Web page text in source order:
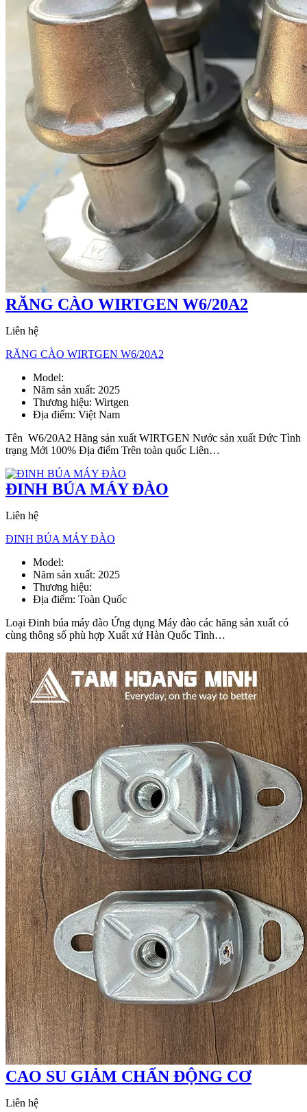
RĂNG CÀO WIRTGEN W6/20A2
Liên hệ
RĂNG CÀO WIRTGEN W6/20A2
Model:
Năm sản xuất: 2025
Thương hiệu: Wirtgen
Địa điểm: Việt Nam
Tên W6/20A2 Hãng sản xuất WIRTGEN Nước sản xuất Đức Tình
trạng Mới 100% Địa điểm Trên toàn quốc Liên…
ĐINH BÚA MÁY ĐÀO
Liên hệ
ĐINH BÚA MÁY ĐÀO
Model:
Năm sản xuất: 2025
Thương hiệu:
Địa điểm: Toàn Quốc
Loại Đinh búa máy đào Ứng dụng Máy đào các hãng sản xuất có
cùng thông số phù hợp Xuất xứ Hàn Quốc Tình…
CAO SU GIẢM CHẤN ĐỘNG CƠ
Liên hệ